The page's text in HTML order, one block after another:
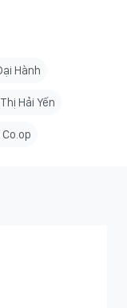
Hành
Hải Yến